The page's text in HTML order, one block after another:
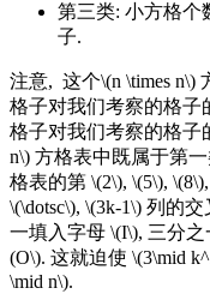
第三类: 小方格个
子.
注意, 这个\(n \times n\)
格子对我们考察的格子
格子对我们考察的格子
n\) 方格表中既属于第
格表的第 \(2\), \(5\),
\(\dotsc\), \(3k-1\) 列的
一填入字母 \(I\), 三分
(O\). 这就迫使 \(3\mid
\mid n\).